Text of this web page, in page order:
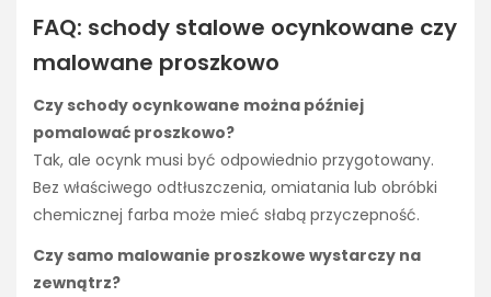
FAQ: schody stalowe ocynkowane czy
malowane proszkowo
Czy schody ocynkowane można później
pomalować proszkowo?
Tak, ale ocynk musi być odpowiednio przygotowany.
Bez właściwego odtłuszczenia, omiatania lub obróbki
chemicznej farba może mieć słabą przyczepność.
Czy samo malowanie proszkowe wystarczy na
zewnątrz?